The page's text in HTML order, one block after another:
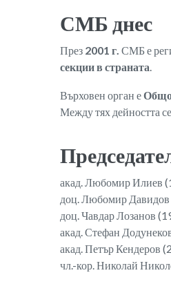
СМБ днес
През 2001 г. СМБ е
секции в страната.
Върховен орган е
Между тях дейността
акад. Любомир Илиев
доц. Любомир
доц. Чавдар Лозанов
акад. Стефан
акад. Петър Кендеров
чл.-кор. Николай